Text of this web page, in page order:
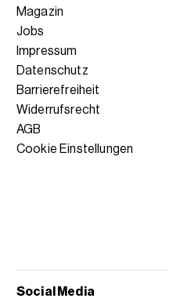
Magazin
Jobs
Impressum
Datenschutz
Barrierefreiheit
Widerrufsrecht
AGB
Cookie Einstellungen
Social Media